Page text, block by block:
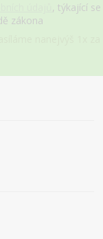
, týkající se
zákona